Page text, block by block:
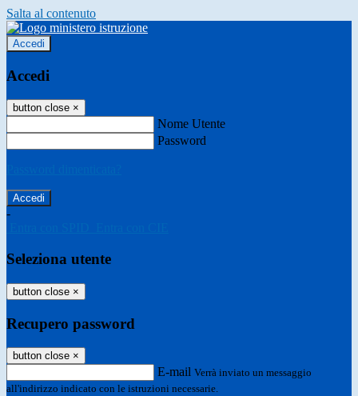
Salta al contenuto
Accedi
Accedi
button close ×
Nome Utente
Password
-
Seleziona utente
button close ×
Recupero password
button close ×
E-mail Verrà inviato un messaggio
all'indirizzo indicato con le istruzioni necessarie.